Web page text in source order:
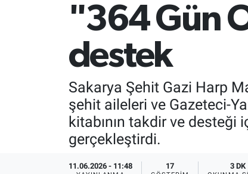
"364 Gün
destek
Sakarya Şehit Gazi Harp
şehit aileleri ve Gazeteci-
kitabının takdir ve desteği
gerçekleştirdi.
11.06.2026 - 11:48 17 3 DK
EKONOMİ
SOKAK RÖPORTAJLARI
Adapazarı Trafik Yoğunluk Haritası
Süper Lig Puan Durumu ve Fikstür
Son Dakika Haberleri
Haber Arşivi